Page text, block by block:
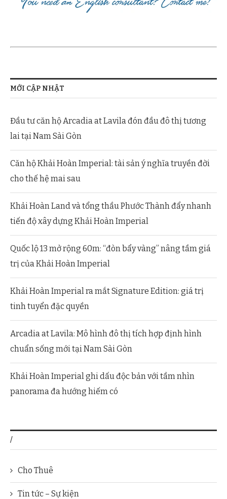
MỚI CẬP NHẬT
Đầu tư căn hộ Arcadia at Lavila đón đầu đô thị tương
lai tại Nam Sài Gòn
Căn hộ Khải Hoàn Imperial: tài sản ý nghĩa truyền đời
cho thế hệ mai sau
Khải Hoàn Land và tổng thầu Phước Thành đẩy nhanh
tiến độ xây dựng Khải Hoàn Imperial
Quốc lộ 13 mở rộng 60m: “đòn bẩy vàng” nâng tầm giá
trị của Khải Hoàn Imperial
Khải Hoàn Imperial ra mắt Signature Edition: giá trị
tinh tuyển đặc quyền
Arcadia at Lavila: Mô hình đô thị tích hợp định hình
chuẩn sống mới tại Nam Sài Gòn
Khải Hoàn Imperial ghi dấu độc bản với tầm nhìn
panorama đa hướng hiếm có
/
Cho Thuê
Tin tức – Sự kiện